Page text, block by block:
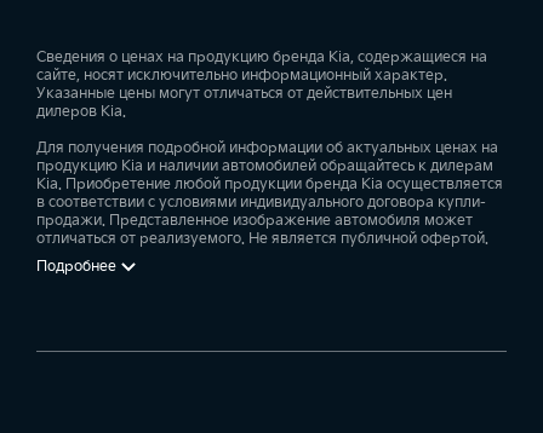
Сведения о ценах на продукцию бренда Kia, содержащиеся на
сайте, носят исключительно информационный характер.
Указанные цены могут отличаться от действительных цен
дилеров Kia.
Для получения подробной информации об актуальных ценах на
продукцию Kia и наличии автомобилей обращайтесь к дилерам
Kia. Приобретение любой продукции бренда Kia осуществляется
в соответствии с условиями индивидуального договора купли-
продажи. Представленное изображение автомобиля может
отличаться от реализуемого. Не является публичной офертой.
Подробнее